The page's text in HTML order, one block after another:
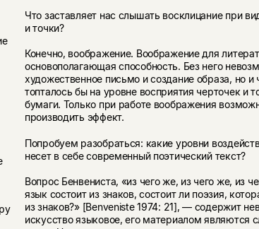
Что заставляет нас слышать восклицание при
и точки?
Конечно, воображение. Воображение для
основополагающая способность. Без него
художественное письмо и создание образа, но и
топталось бы на уровне восприятия черточек и
бумаги. Только при работе воображения
производить эффект.
Попробуем разобраться: какие уровни
несет в себе современный поэтический текст?
Вопрос Бенвениста, «из чего же, из чего же, из
язык состоит из знаков, состоит ли поэзия,
из знаков?» [Benveniste 1974: 21], — содержит
искусство языковое, его материалом являются